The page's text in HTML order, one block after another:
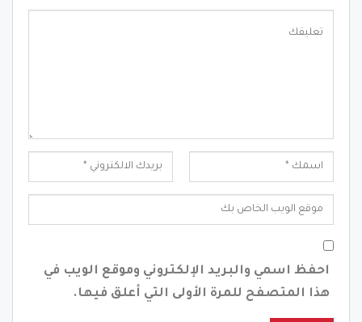
احفظ اسمي والبريد الإلكتروني وموقع الويب في
هذا المتصفح للمرة الأولى التي أعلق فيها.